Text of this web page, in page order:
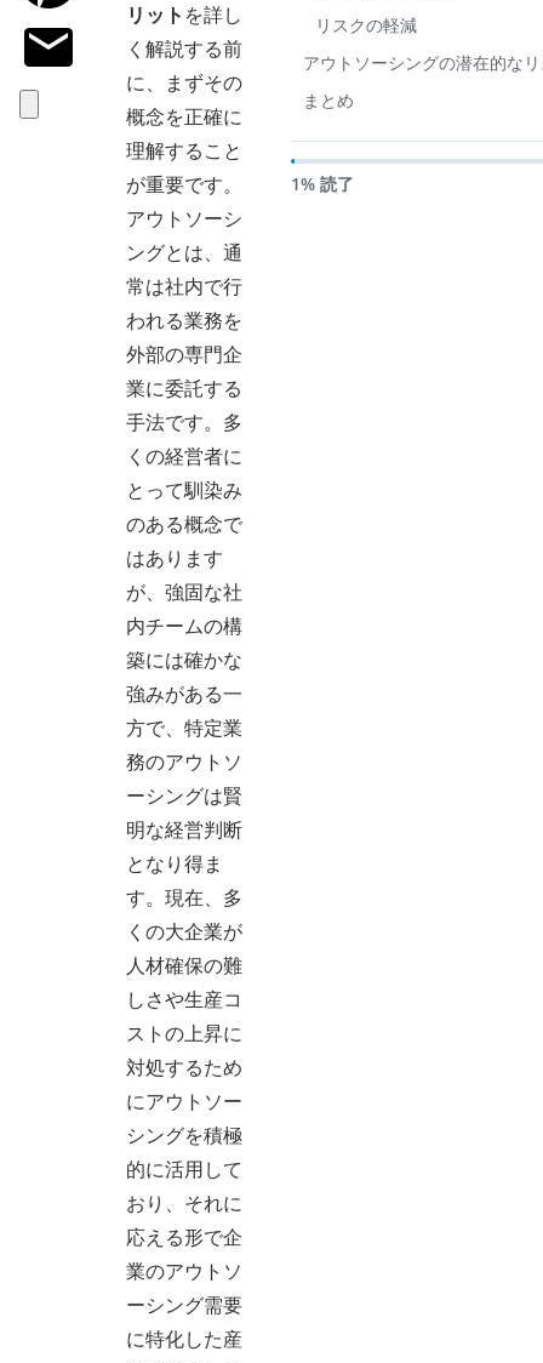
リット を詳し
く解説する前
に、まずその
概念を正確に
理解すること
が重要です。
アウトソーシ
ングとは、通
常は社内で行
われる業務を
外部の専門企
業に委託する
手法です。多
くの経営者に
とって馴染み
のある概念で
はあります
が、強固な社
内チームの構
築には確かな
強みがある一
方で、特定業
務のアウトソ
ーシングは賢
明な経営判断
となり得ま
す。現在、多
くの大企業が
人材確保の難
しさや生産コ
ストの上昇に
対処するため
にアウトソー
シングを積極
的に活用して
おり、それに
応える形で企
業のアウトソ
ーシング需要
に特化した産
リスクの軽減
アウトソーシングの潜在的な
まとめ
1% 読了